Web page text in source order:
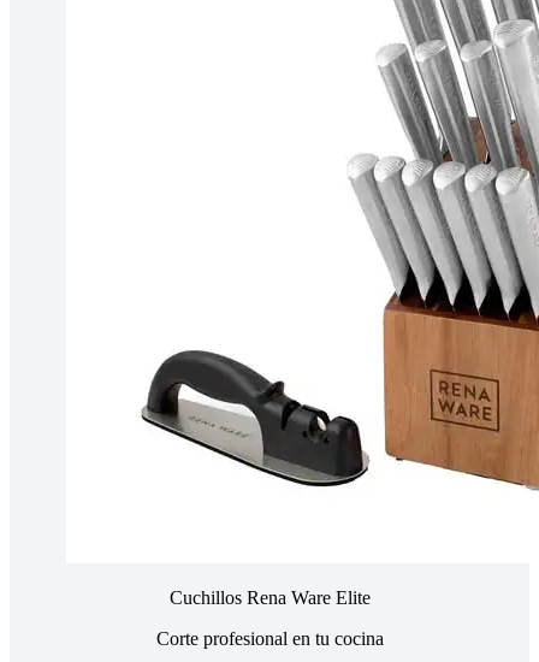
Cuchillos Rena Ware Elite
Corte profesional en tu cocina